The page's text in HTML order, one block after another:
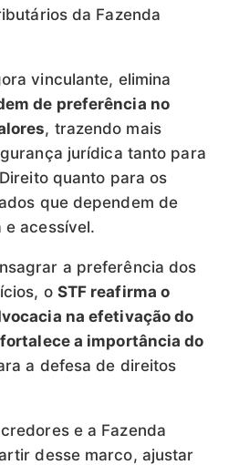
da Fazenda
vinculante, elimina
de preferência no
, trazendo mais
jurídica tanto para
quanto para os
que dependem de
acessível.
a preferência dos
o STF reafirma o
na efetivação do
a importância do
a defesa de direitos
e a Fazenda
desse marco, ajustar